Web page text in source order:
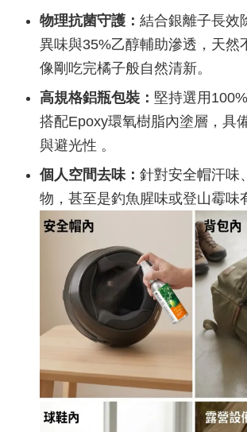
物理抗菌守護： 結合銀離子長效
異味與35%乙醇輔助滲透，天然
像剛吃完橘子般自然清新。
高規格鋁瓶包裝： 堅持選用
搭配Epoxy環氧樹脂內塗層，具
與避光性 。
個人空間去味： 針對安全帽汗味
物，甚至是釣魚腥味或登山霉味